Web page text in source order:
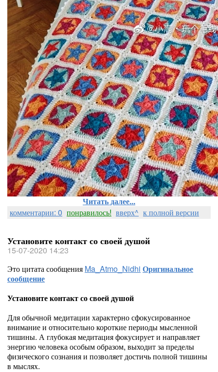
Читать далее...
комментарии: 0 понравилось! вверх^ к полной версии
Установите контакт со своей душой
15-07-2020 14:23
Это цитата сообщения Ma_Atmo_Nidhi Оригинальное
сообщение
Установите контакт со своей душой
Для обычной медитации характерно сфокусированное
внимание и относительно короткие периоды мысленной
тишины. А глубокая медитация фокусирует и направляет
энергию человека особым образом, выходит за пределы
физического сознания и позволяет достичь полной тишины
в мыслях.